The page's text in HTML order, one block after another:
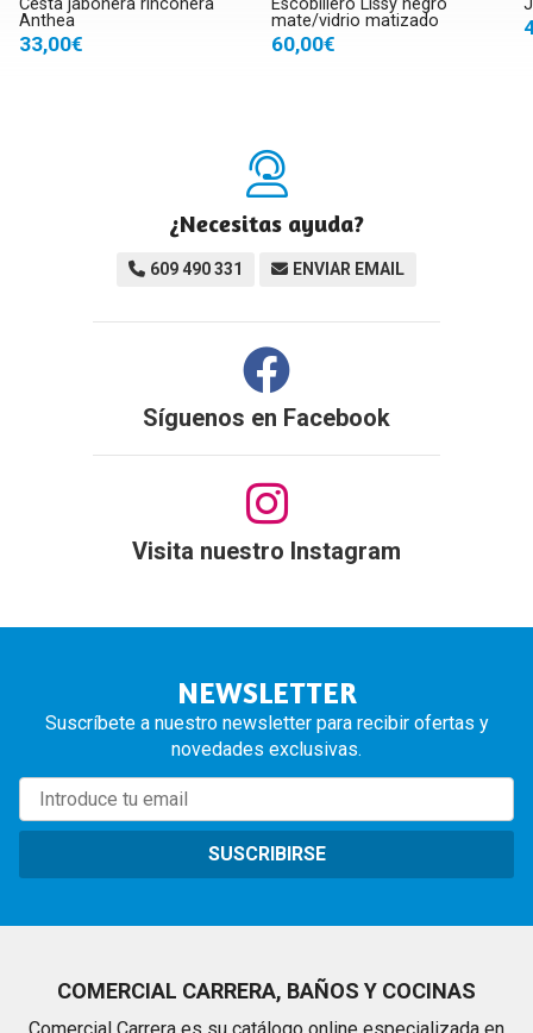
Cesta jabonera rinconera
Anthea
33,00€
Escobillero Lissy negro
mate/vidrio matizado
60,00€
¿Necesitas ayuda?
609 490 331 ENVIAR EMAIL
Síguenos en Facebook
Visita nuestro Instagram
NEWSLETTER
Suscríbete a nuestro newsletter para recibir ofertas y
novedades exclusivas.
SUSCRIBIRSE
COMERCIAL CARRERA, BAÑOS Y COCINAS